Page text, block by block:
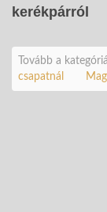
kerékpárról
Tovább a
csapatnál